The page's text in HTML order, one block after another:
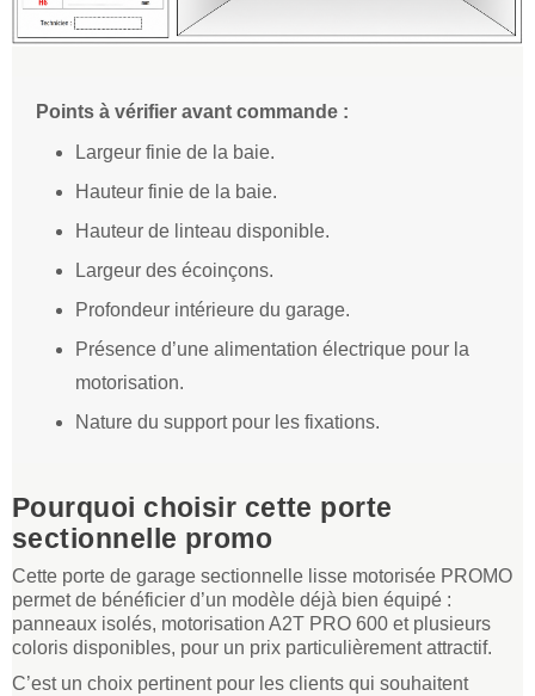
Points à vérifier avant commande :
Largeur finie de la baie.
Hauteur finie de la baie.
Hauteur de linteau disponible.
Largeur des écoinçons.
Profondeur intérieure du garage.
Présence d’une alimentation électrique pour la
motorisation.
Nature du support pour les fixations.
Pourquoi choisir cette porte
sectionnelle promo
Cette porte de garage sectionnelle lisse motorisée PROMO
permet de bénéficier d’un modèle déjà bien équipé :
panneaux isolés, motorisation A2T PRO 600 et plusieurs
coloris disponibles, pour un prix particulièrement attractif.
C’est un choix pertinent pour les clients qui souhaitent